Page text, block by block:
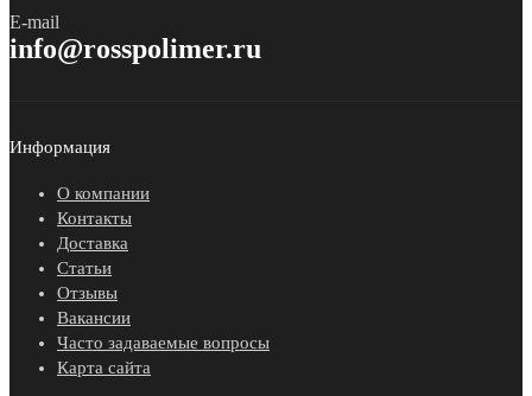
E-mail
info@rosspolimer.ru
Информация
О компании
Контакты
Доставка
Статьи
Отзывы
Вакансии
Часто задаваемые вопросы
Карта сайта